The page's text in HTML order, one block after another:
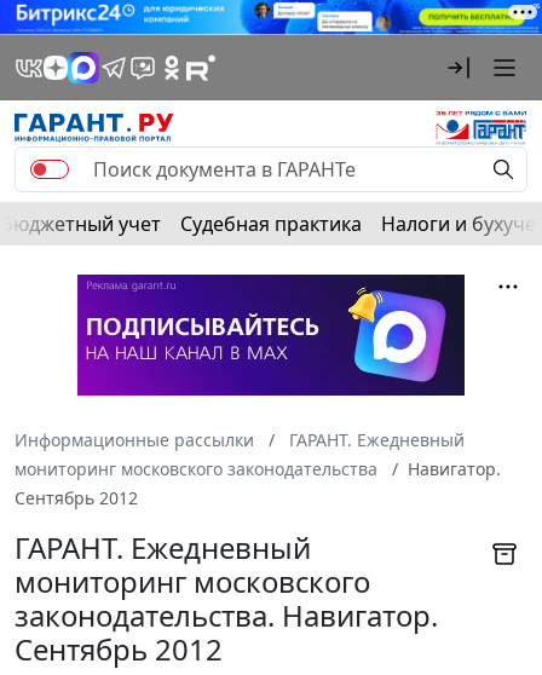
Бюджетный учет Судебная практика Налоги и
Информационные рассылки
ГАРАНТ. Ежедневный
мониторинг московского законодательства
Навигатор.
Сентябрь 2012
ГАРАНТ. Ежедневный
мониторинг московского
законодательства. Навигатор.
Сентябрь 2012